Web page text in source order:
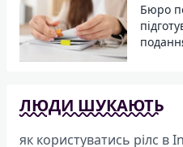
Бюро
ЛЮДИ ШУКАЮТЬ
як користуватись рілс в